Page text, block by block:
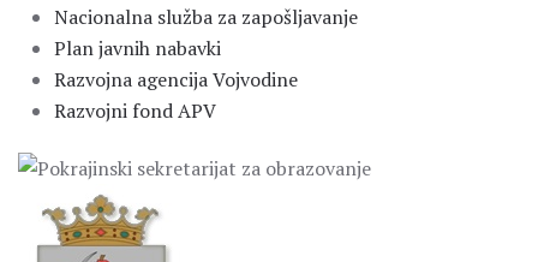
Nacionalna služba za zapošljavanje
Plan javnih nabavki
Razvojna agencija Vojvodine
Razvojni fond APV